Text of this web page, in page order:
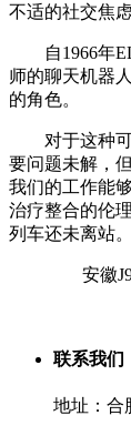
不适的社交焦
自1966年
师的聊天机器
的角色。
对于这种可
要问题未解，
我们的工作能
治疗整合的伦
列车还未离站
安徽
联系我们
地址：合